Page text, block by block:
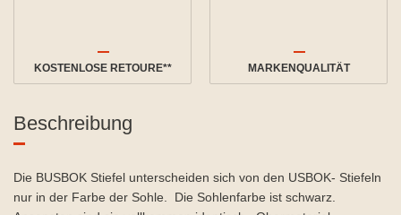
KOSTENLOSE RETOURE** MARKENQUALITÄT
Beschreibung
Die BUSBOK Stiefel unterscheiden sich von den USBOK- Stiefeln
nur in der Farbe der Sohle. Die Sohlenfarbe ist schwarz.